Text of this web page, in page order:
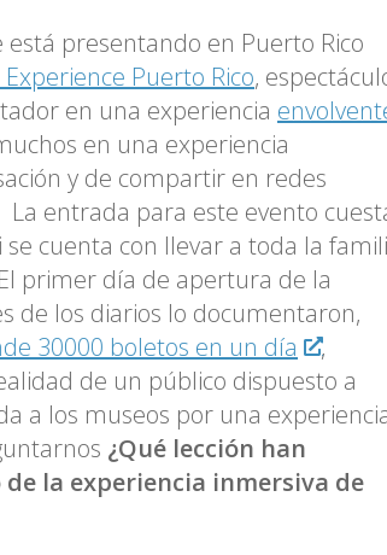
presentando en Puerto Rico
Puerto Rico,
en una experiencia
en una experiencia
y de compartir en redes
entrada para este evento
cuenta con llevar a toda la
primer día de apertura de la
de los diarios lo documentaron,
30000 boletos en un día
,
de un público dispuesto a
a los museos por una
¿Qué lección han
la experiencia inmersiva de